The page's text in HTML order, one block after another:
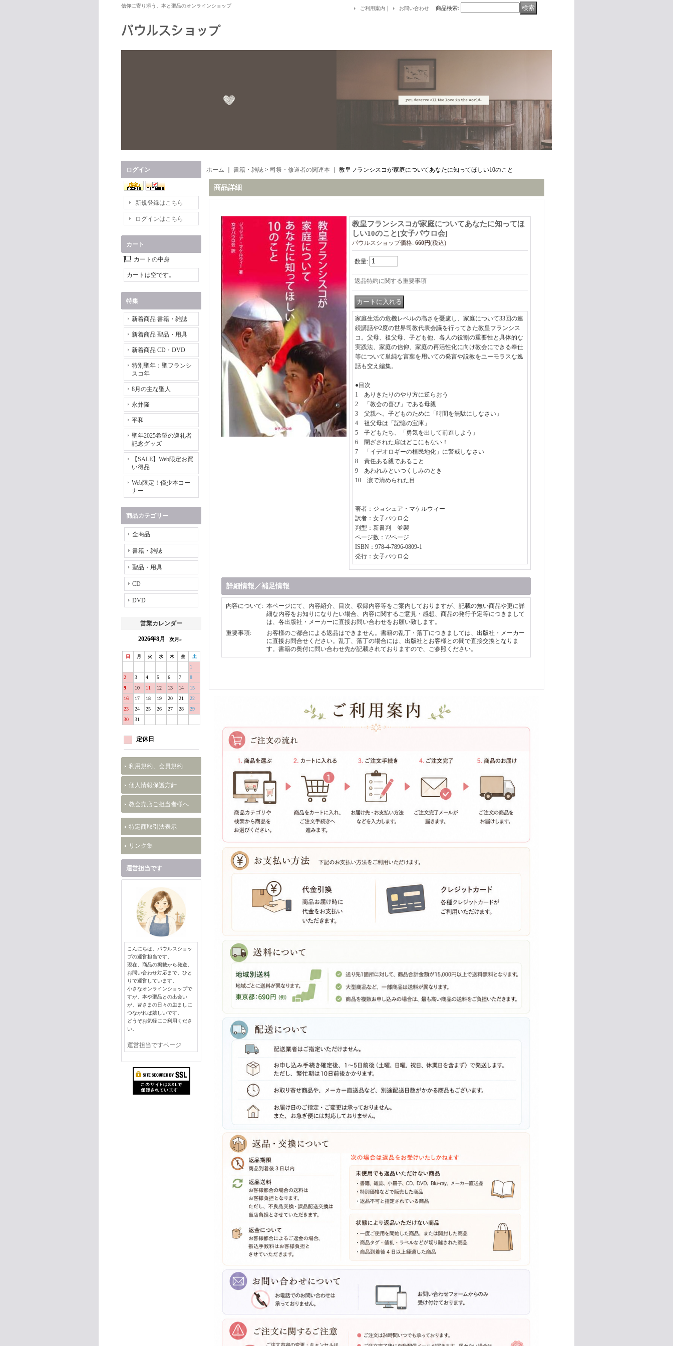
信仰に寄り添う、本と聖品のオンラインショップ ご利用案内 ｜ お問い合わせ 商品検索:
ログイン
新規登録はこちら
ログインはこちら
カート
カートの中身
カートは空です。
特集
新着商品 書籍・雑誌
新着商品 聖品・用具
新着商品 CD・DVD
特別聖年：聖フランシ
スコ年
8月の主な聖人
永井隆
平和
聖年2025希望の巡礼者
記念グッズ
【SALE】Web限定お買
い得品
Web限定！僅少本コー
ナー
商品カテゴリー
全商品
書籍・雑誌
聖品・用具
CD
DVD
営業カレンダー
2026年8月 次月»
日 月 火 水 木 金 土
1
2
3 4 5 6 7
8
9
10 11 12 13 14
15
16
17 18 19 20 21
22
23
24 25 26 27 28
29
30
31
定休日
利用規約、会員規約
個人情報保護方針
教会売店ご担当者様へ
特定商取引法表示
リンク集
運営担当です
こんにちは。パウルスショッ
プの運営担当です。
現在、商品の掲載から発送、
お問い合わせ対応まで、ひと
りで運営しています。
小さなオンラインショップで
すが、本や聖品との出会い
が、皆さまの日々の励ましに
つながれば嬉しいです。
どうぞお気軽にご利用くださ
い。
運営担当ですページ
ホーム 書籍・雑誌 > 司祭・修道者の関連本 教皇フランシスコが家庭についてあなたに知ってほしい10のこと
商品詳細
教皇フランシスコが家庭についてあなたに知ってほ
しい10のこと[女子パウロ会]
パウルスショップ価格: 660円(税込)
数量:
返品特約に関する重要事項
家庭生活の危機レベルの高さを憂慮し、家庭について33回の連
続講話や2度の世界司教代表会議を行ってきた教皇フランシス
コ。父母、祖父母、子ども他、各人の役割の重要性と具体的な
実践法、家庭の信仰、家庭の再活性化に向け教会にできる奉仕
等について単純な言葉を用いての発言や説教をユーモラスな逸
話も交え編集。
●目次
1 ありきたりのやり方に逆らおう
2 「教会の喜び」である母親
3 父親へ。子どものために「時間を無駄にしなさい」
4 祖父母は「記憶の宝庫」
5 子どもたち、「勇気を出して前進しよう」
6 閉ざされた扉はどこにもない！
7 「イデオロギーの植民地化」に警戒しなさい
8 責任ある親であること
9 あわれみといつくしみのとき
10 涙で清められた目
著者：ジョシュア・マケルウィー
訳者：女子パウロ会
判型：新書判 並製
ページ数：72ページ
ISBN：978-4-7896-0809-1
発行：女子パウロ会
詳細情報／補足情報
内容について: 本ページにて、内容紹介、目次、収録内容等をご案内しておりますが、記載の無い商品や更に詳
細な内容をお知りになりたい場合、内容に関するご意見・感想、商品の発行予定等につきまして
は、各出版社・メーカーに直接お問い合わせをお願い致します。
重要事項:
お客様のご都合による返品はできません。書籍の乱丁・落丁につきましては、出版社・メーカー
に直接お問合せください。乱丁、落丁の場合には、出版社とお客様との間で直接交換となりま
す。書籍の奥付に問い合わせ先が記載されておりますので、ご参照ください。